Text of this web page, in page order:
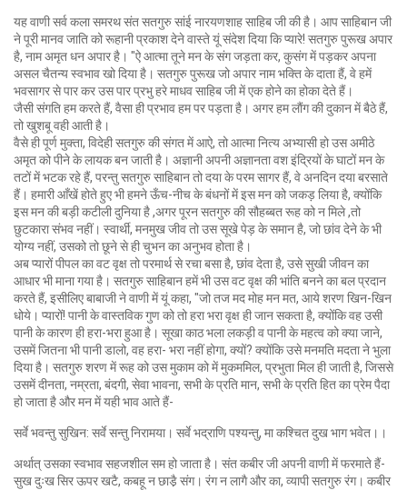
यह वाणी सर्व कला समरथ संत सतगुरु सांई नारयणशाह साहिब जी की है। आप साहिबान जी
ने पूरी मानव जाति को रूहानी प्रकाश देने वास्ते यूं संदेश दिया कि प्यारे! सतगुरु पुरूख अपार
है, नाम अमृत धन अपार है। "ऐ आत्मा तूने मन के संग जड़ता कर, कुसंग में पड़कर अपना
असल चैतन्य स्वभाव खो दिया है। सतगुरु पुरूख जो अपार नाम भक्ति के दाता हैं, वे हमें
भवसागर से पार कर उस पार प्रभु हरे माधव साहिब जी में एक होने का होका देते हैं।
जैसी संगति हम करते हैं, वैसा ही प्रभाव हम पर पड़ता है। अगर हम लाैंग की दुकान में बैठे हैं,
तो खुशबू वही आती है।
वैसे ही पूर्ण मुक्ता, विदेही सतगुरु की संगत में आऐ, तो आत्मा नित्य अभ्यासी हो उस अमीठे
अमृत को पीने के लायक बन जाती है। अज्ञानी अपनी अज्ञानता वश इंद्रियों के घाटों मन के
तटों में भटक रहे हैं, परन्तु सतगुरु साहिबान तो दया के परम सागर हैं, वे अनदिन दया बरसाते
हैं। हमारी आँखें होते हुए भी हमने ऊँच-नीच के बंधनों में इस मन को जकड़ लिया है, क्योंकि
इस मन की बड़ी कटीली दुनिया है ,अगर पूरन सतगुरु की सौहब्बत रूह को न मिले ,तो
छुटकारा संभव नहीं। स्वार्थी, मनमुख जीव तो उस सूखे पेड़ के समान है, जो छांव देने के भी
योग्य नहीं, उसको तो छूने से ही चुभन का अनुभव होता है।
अब प्यारों पीपल का वट वृक्ष तो परमार्थ से रचा बसा है, छांव देता है, उसे सुखी जीवन का
आधार भी माना गया है। सतगुरु साहिबान हमें भी उस वट वृक्ष की भांति बनने का बल प्रदान
करते हैं, इसीलिए बाबाजी ने वाणी में यूं कहा, "जो तज मद मोह मन मत, आये शरण खिन-खिन
धोये। प्यारों! पानी के वास्तविक गुण को तो हरा भरा वृक्ष ही जान सकता है, क्योंकि वह उसी
पानी के कारण ही हरा-भरा हुआ है। सूखा काठ भला लकड़ी व पानी के महत्व को क्या जाने,
उसमें जितना भी पानी डालो, वह हरा- भरा नहीं होगा, क्यों? क्योंकि उसे मनमति मदता ने भुला
दिया है। सतगुरु शरण में रूह को उस मुकाम को में मुकममिल, प्रभुता मिल ही जाती है, जिससे
उसमें दीनता, नम्रता, बंदगी, सेवा भावना, सभी के प्रति मान, सभी के प्रति हित का प्रेम पैदा
हो जाता है और मन में यही भाव आते हैं-
सर्वे भवन्तु सुखिन: सर्वे सन्तु निरामया। सर्वे भद्राणि पश्यन्तु, मा कश्चित दुख भाग भवेत।।
अर्थात् उसका स्वभाव सहजशील सम हो जाता है। संत कबीर जी अपनी वाणी में फरमाते हैं-
सुख दुःख सिर ऊपर खटै, कबहू न छाडै़ संग। रंग न लागै और का, व्यापी सतगुरु रंग। कबीर